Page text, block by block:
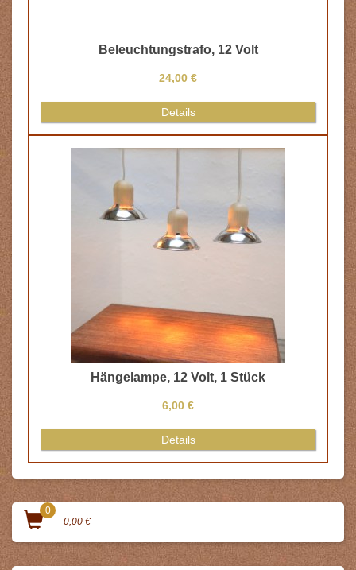
Beleuchtungstrafo, 12 Volt
24,00 €
Details
Hängelampe, 12 Volt, 1 Stück
6,00 €
Details
0
0,00 €